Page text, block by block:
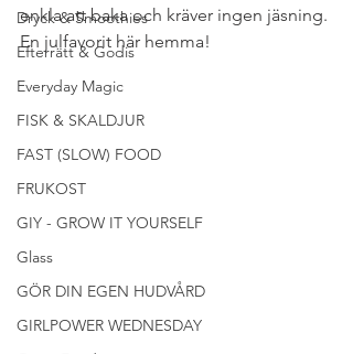
Dryck & Smoothies
Efterrätt & Godis
Everyday Magic
FISK & SKALDJUR
FAST (SLOW) FOOD
FRUKOST
GIY - GROW IT YOURSELF
Glass
GÖR DIN EGEN HUDVÅRD
GIRLPOWER WEDNESDAY
enkla att baka och kräver ingen jäsning.
En julfavorit här hemma!